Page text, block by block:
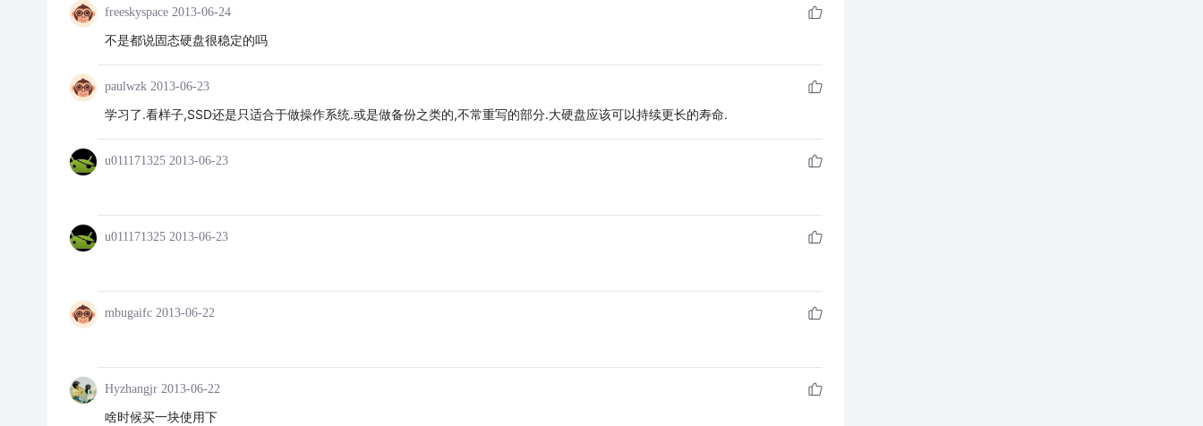
freeskyspace 2013-06-24
不是都说固态硬盘很稳定的吗
paulwzk 2013-06-23
学习了.看样子,SSD还是只适合于做操作系统.或是做备份之类的,不常重写的部分.大硬盘应该可以持续更长的寿命.
u011171325 2013-06-23
u011171325 2013-06-23
mbugaifc 2013-06-22
Hyzhangjr 2013-06-22
啥时候买一块使用下